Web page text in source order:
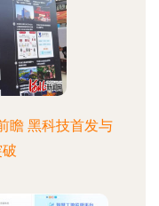
瞻 黑科技首发与